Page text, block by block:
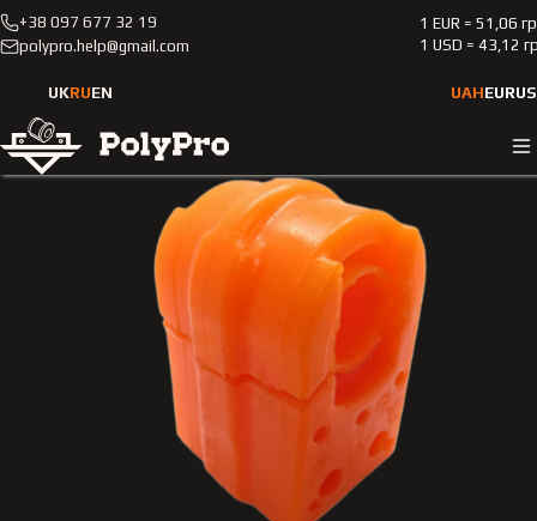
+38 097 677 32 19
polypro.help@gmail.com
1 EUR = 51,06
1 USD = 43,12
UKRUEN UAHEUR
Каталог Легковые автомобили
Clio
Полиуретановая втулка переднего стабилизатора Renault
Clio 2005-2012 1.4L